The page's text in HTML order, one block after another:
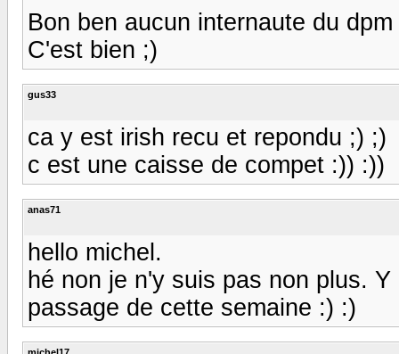
Bon ben aucun internaute du
C'est bien ;)
gus33
ca y est irish recu et repondu ;) ;)
c est une caisse de compet :)) :))
anas71
hello michel.
hé non je n'y suis pas non plus.
passage de cette semaine :) :)